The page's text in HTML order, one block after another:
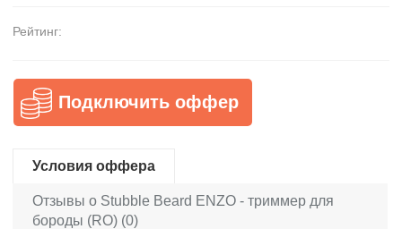
Рейтинг:
Подключить оффер
Условия оффера
Отзывы о Stubble Beard ENZO - триммер для
бороды (RO) (0)